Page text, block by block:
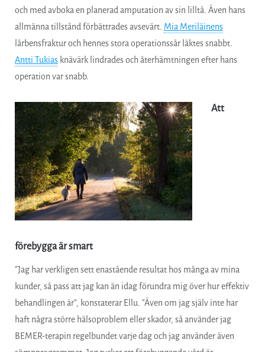
och med avboka en planerad amputation av sin lilltå. Även hans
allmänna tillstånd förbättrades avsevärt. Mia Meriläinens
lårbensfraktur och hennes stora operationssår läktes snabbt.
Antti Tukiasknävärk lindrades och återhämtningen efter hans
operation var snabb.
Att
förebygga är smart
”Jag har verkligen sett enastående resultat hos många av mina
kunder, så pass att jag kan än idag förundra mig över hur effektiv
behandlingen är”, konstaterar Ellu. ”Även om jag själv inte har
haft några större hälsoproblem eller skador, så använder jag
BEMER-terapin regelbundet varje dag och jag använder även